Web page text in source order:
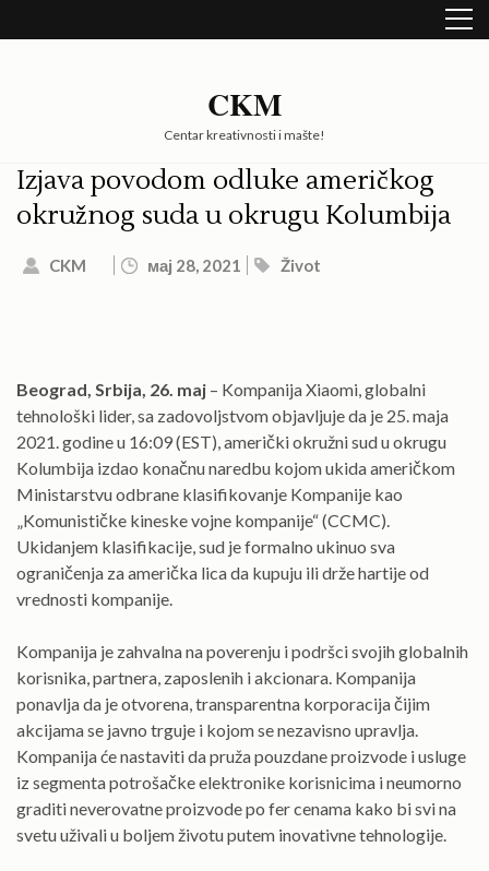
to
CKM
Centar kreativnosti i mašte!
Izjava povodom odluke američkog
okružnog suda u okrugu Kolumbija
CKM мај 28, 2021 Život
Beograd, Srbija, 26. maj – Kompanija Xiaomi, globalni
tehnološki lider, sa zadovoljstvom objavljuje da je 25. maja
2021. godine u 16:09 (EST), američki okružni sud u okrugu
Kolumbija izdao konačnu naredbu kojom ukida američkom
Ministarstvu odbrane klasifikovanje Kompanije kao
„Komunističke kineske vojne kompanije“ (CCMC).
Ukidanjem klasifikacije, sud je formalno ukinuo sva
ograničenja za američka lica da kupuju ili drže hartije od
vrednosti kompanije.
Kompanija je zahvalna na poverenju i podršci svojih globalnih
korisnika, partnera, zaposlenih i akcionara. Kompanija
ponavlja da je otvorena, transparentna korporacija čijim
akcijama se javno trguje i kojom se nezavisno upravlja.
Kompanija će nastaviti da pruža pouzdane proizvode i usluge
iz segmenta potrošačke elektronike korisnicima i neumorno
graditi neverovatne proizvode po fer cenama kako bi svi na
svetu uživali u boljem životu putem inovativne tehnologije.